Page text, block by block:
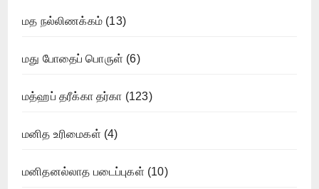
மத நல்லிணக்கம் (13)
மது போதைப் பொருள் (6)
மத்ஹப் தரீக்கா தர்கா (123)
மனித உரிமைகள் (4)
மனிதனல்லாத படைப்புகள் (10)